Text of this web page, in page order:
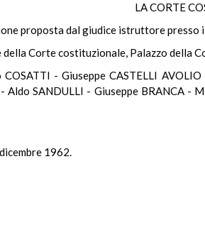
LA CORTE
proposta dal giudice istruttore
della Corte costituzionale, Palazzo della
- Giuseppe CASTELLI
Aldo SANDULLI - Giuseppe BRANCA -
1962.